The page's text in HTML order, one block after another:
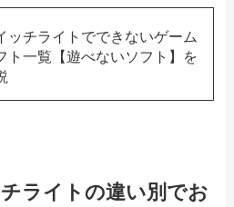
ッチライトでできないゲーム
ト一覧【遊べないソフト】を
ライトの違い別でお